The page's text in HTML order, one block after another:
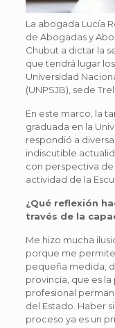
La abogada Lucía
de Abogadas y
Chubut a dictar la
que tendrá lugar
Universidad
(UNPSJB), sede
En este marco, la
graduada en la
respondió a
indiscutible
con perspectiva
actividad de la
¿Qué reflexión
través de la
Me hizo mucha
porque me
pequeña medida,
provincia, que es
profesional
del Estado. Haber
proceso ya es un